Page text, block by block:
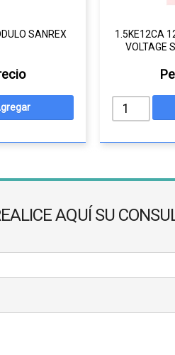
SANREX
1.5KE12CA
VOLTAGE
AQUÍ SU